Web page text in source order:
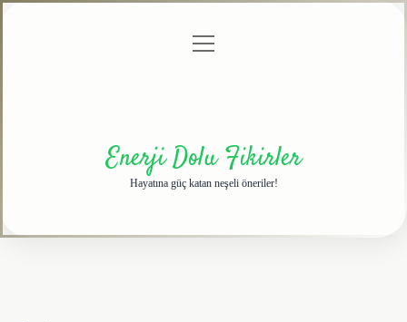
menüyü
Enerji Dolu Fikirler
Hayatına güç katan neşeli öneriler!